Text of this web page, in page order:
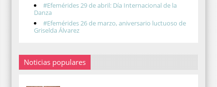
#Efemérides 29 de abril: Día Internacional de la
Danza
#Efemérides 26 de marzo, aniversario luctuoso de
Griselda Álvarez
Noticias populares